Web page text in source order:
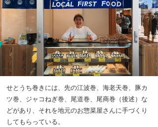
せとうち巻きには、先の江波巻、海老天巻、豚カ
ツ巻、ジャコねぎ巻、尾道巻、尾商巻（後述）な
どがあり、それを地元のお惣菜屋さんに手づくり
してもらっている。